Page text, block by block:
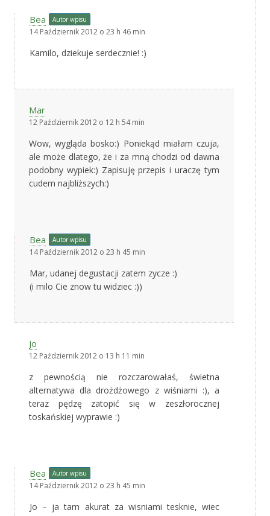
Bea Autor wpisu
14 Październik 2012 o 23 h 46 min
Kamilo, dziekuje serdecznie! :)
Mar
12 Październik 2012 o 12 h 54 min
Wow, wygląda bosko:) Poniekąd miałam czuja,
ale może dlatego, że i za mną chodzi od dawna
podobny wypiek:) Zapisuję przepis i uraczę tym
cudem najbliższych:)
Bea Autor wpisu
14 Październik 2012 o 23 h 45 min
Mar, udanej degustacji zatem zycze :)
(i milo Cie znow tu widziec :))
Jo
12 Październik 2012 o 13 h 11 min
z pewnością nie rozczarowałaś, świetna
alternatywa dla drożdżowego z wiśniami :), a
teraz pędzę zatopić się w zeszłorocznej
toskańskiej wyprawie :)
Bea Autor wpisu
14 Październik 2012 o 23 h 45 min
Jo – ja tam akurat za wisniami tesknie, wiec